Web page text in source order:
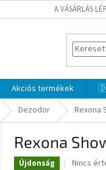
A VÁSÁRLÁS
Akciós termékek
Dezodor Rexona
Rexona
Újdonság
A
Nincs